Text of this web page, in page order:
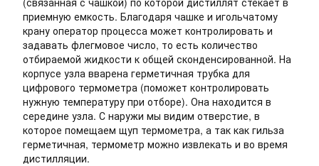
приемную емкость. Благодаря чашке и игольчатому
крану оператор процесса может контролировать и
задавать флегмовое число, то есть количество
отбираемой жидкости к общей сконденсированной. На
корпусе узла вварена герметичная трубка для
цифрового термометра (поможет контролировать
нужную температуру при отборе). Она находится в
середине узла. С наружи мы видим отверстие, в
которое помещаем щуп термометра, а так как гильза
герметичная, термометр можно извлекать и во время
дистилляции.